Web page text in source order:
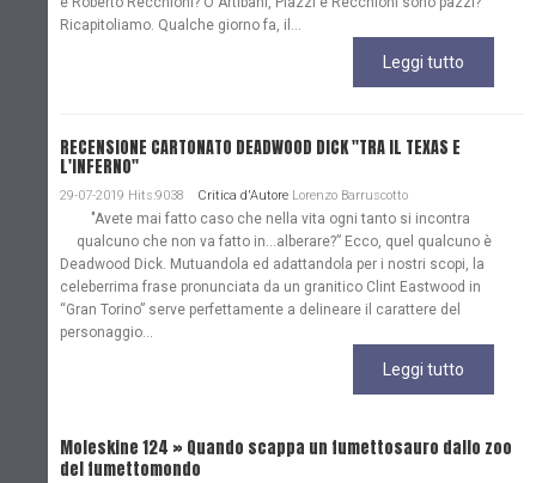
Ricapitoliamo. Qualche giorno fa, il...
Leggi tutto
RECENSIONE CARTONATO DEADWOOD DICK "TRA IL TEXAS E
L'INFERNO"
29-07-2019 Hits:9038 Critica d'Autore Lorenzo Barruscotto
"Avete mai fatto caso che nella vita ogni tanto si incontra
qualcuno che non va fatto in…alberare?” Ecco, quel qualcuno è
Deadwood Dick. Mutuandola ed adattandola per i nostri scopi, la
celeberrima frase pronunciata da un granitico Clint Eastwood in
“Gran Torino” serve perfettamente a delineare il carattere del
personaggio...
Leggi tutto
Moleskine 124 » Quando scappa un fumettosauro dallo zoo
del fumettomondo